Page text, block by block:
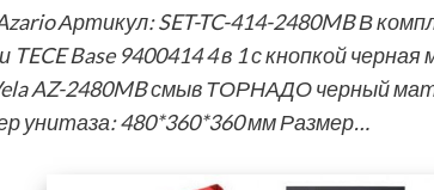
Артикул: SET-TC-414-2480MB В
Base 9400414 4 в 1 с кнопкой
AZ-2480MB смыв ТОРНАДО черный
унитаза: 480*360*360 мм Размер…